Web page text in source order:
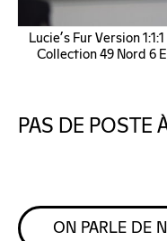
Lucie's Fur Version
Collection 49 Nord 6
PAS DE POSTE
ON PARLE DE